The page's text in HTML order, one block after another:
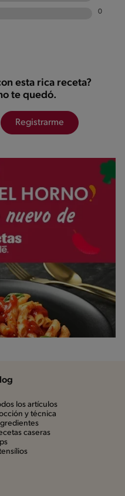
0
esta rica receta?
te quedó.
Registrarme
los artículos
y técnica
caseras